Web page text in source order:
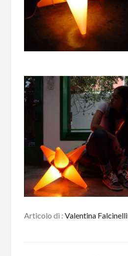
Articolo di : Valentina Falcinelli